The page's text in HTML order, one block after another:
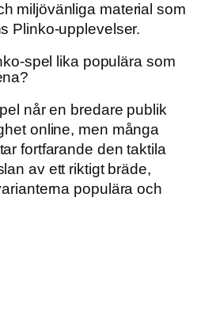
miljövänliga material som
Plinko-upplevelser.
spel lika populära som
når en bredare publik
online, men många
fortfarande den taktila
av ett riktigt bräde,
populära och